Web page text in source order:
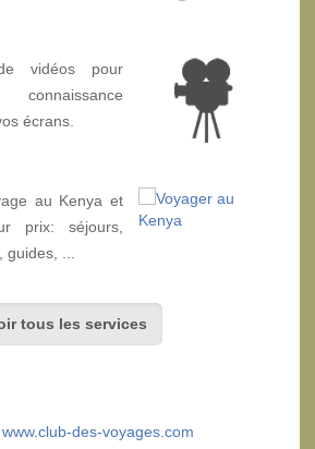
vidéos pour
écrans.
au Kenya et
prix: séjours,
guides, ...
tous les services
www.club-des-voyages.com